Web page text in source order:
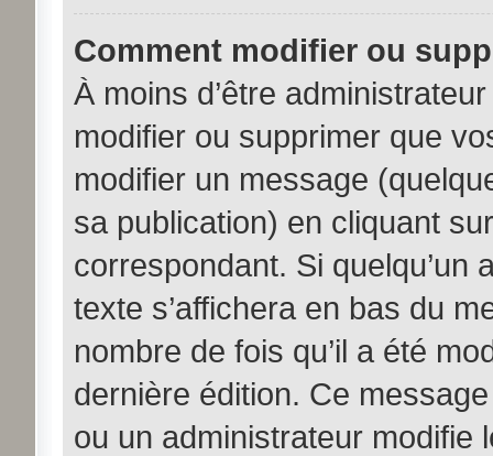
Comment modifier ou
À moins d’être
modifier ou supprimer que
modifier un message
sa publication) en cliquant
correspondant. Si quelqu’un
texte s’affichera en bas du
nombre de fois qu’il a été
dernière édition. Ce
ou un administrateur modifie